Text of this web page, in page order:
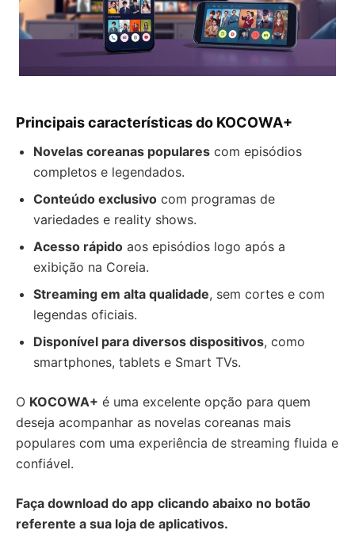
Principais características do KOCOWA+
Novelas coreanas populares com episódios
completos e legendados.
Conteúdo exclusivo com programas de
variedades e reality shows.
Acesso rápido aos episódios logo após a
exibição na Coreia.
Streaming em alta qualidade, sem cortes e com
legendas oficiais.
Disponível para diversos dispositivos, como
smartphones, tablets e Smart TVs.
O KOCOWA+ é uma excelente opção para quem
deseja acompanhar as novelas coreanas mais
populares com uma experiência de streaming fluida e
confiável.
Faça download do app clicando abaixo no botão
referente a sua loja de aplicativos.